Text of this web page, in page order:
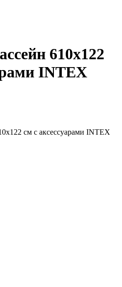
610х122
INTEX
см с аксессуарами INTEX